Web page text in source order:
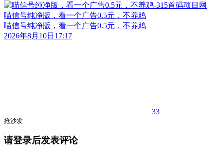
喵信号纯净版，看一个广告0.5元，不养鸡
喵信号纯净版，看一个广告0.5元，不养鸡
2026年8月10日17:17
33
抢沙发
请登录后发表评论